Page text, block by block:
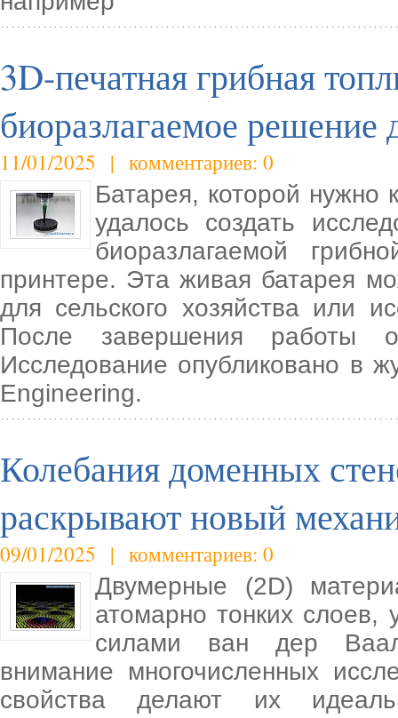
3D-печатная грибная
биоразлагаемое решение
11/01/2025 | комментариев: 0
Батарея, которой нужно
удалось создать
биоразлагаемой
принтере. Эта живая батарея
для сельского хозяйства или
После завершения работы
Исследование опубликовано в
Engineering.
Колебания доменных
раскрывают новый
09/01/2025 | комментариев: 0
Двумерные (2D)
атомарно тонких
силами ван дер
внимание многочисленных
свойства делают их